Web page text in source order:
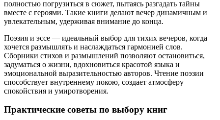
полностью погрузиться в сюжет, пытаясь разгадать тайны
вместе с героями. Такие книги делают вечер динамичным и
увлекательным, удерживая внимание до конца.
Поэзия и эссе — идеальный выбор для тихих вечеров, когда
хочется размышлять и наслаждаться гармонией слов.
Сборники стихов и размышлений позволяют остановиться,
задуматься о жизни, вдохновиться красотой языка и
эмоциональной выразительностью авторов. Чтение поэзии
способствует внутреннему покою, создает атмосферу
спокойствия и умиротворения.
Практические советы по выбору книг